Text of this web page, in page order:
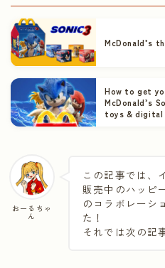
McDonald’s
How to get
McDonald’s
toys & digital
おーるちゃ
ん
この記事では、
販売中のハッピ
のコラボレーシ
た！
それでは次の記